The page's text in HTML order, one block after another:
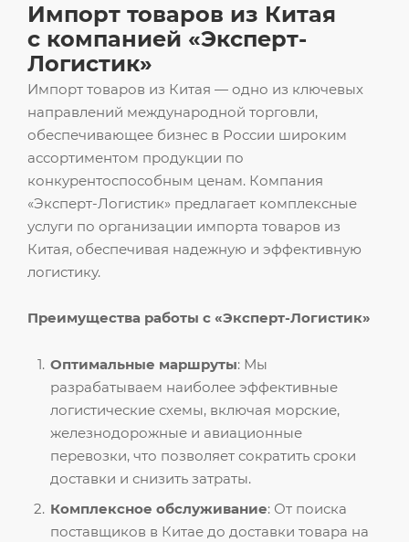
Импорт товаров из Китая — одно из ключевых
направлений международной торговли,
обеспечивающее бизнес в России широким
ассортиментом продукции по
конкурентоспособным ценам. Компания
«Эксперт-Логистик» предлагает комплексные
услуги по организации импорта товаров из
Китая, обеспечивая надежную и эффективную
логистику.
Преимущества работы с «Эксперт-Логистик»
Оптимальные маршруты: Мы
разрабатываем наиболее эффективные
логистические схемы, включая морские,
железнодорожные и авиационные
перевозки, что позволяет сократить сроки
доставки и снизить затраты.
Комплексное обслуживание: От поиска
поставщиков в Китае до доставки товара на
Импорт товаров из Китая
с компанией «Эксперт-
Логистик»